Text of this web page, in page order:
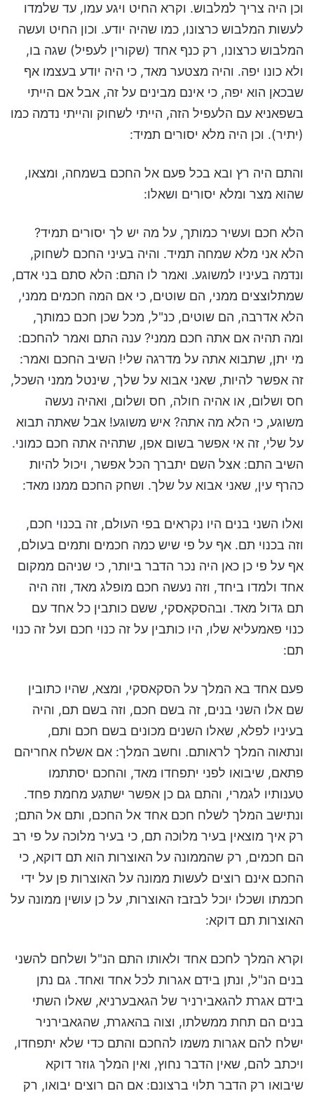
וכן היה צריך למלבוש. וקרא החיט ויגע עמו, עד שלמדו
לעשות המלבוש כרצונו, כמו שהיה יודע. וכון החיט ועשה
המלבוש כרצונו, רק כנף אחד (שקורין לעפיל) שגה בו,
ולא כונו יפה. והיה מצטער מאד, כי היה יודע בעצמו אף
שבכאן הוא יפה, כי אינם מבינים על זה, אבל אם הייתי
בשפאניא עם הלעפיל הזה, הייתי לשחוק והייתי נדמה כמו
(יתיר). וכן היה מלא יסורים תמיד:
והתם היה רץ ובא בכל פעם אל החכם בשמחה, ומצאו,
שהוא מצר ומלא יסורים ושאלו:
הלא חכם ועשיר כמותך, על מה יש לך יסורים תמיד?
הלא אני מלא שמחה תמיד. והיה בעיני החכם לשחוק,
ונדמה בעיניו למשוגע. ואמר לו התם: הלא סתם בני אדם,
שמתלוצצים ממני, הם שוטים, כי אם המה חכמים ממני,
הלא אדרבה, הם שוטים, כנ"ל, מכל שכן חכם כמותך,
ומה תהיה אם אתה חכם ממני? ענה התם ואמר להחכם:
מי יתן, שתבוא אתה על מדרגה שלי! השיב החכם ואמר:
זה אפשר להיות, שאני אבוא על שלך, שינטל ממני השכל,
חס ושלום, או אהיה חולה, חס ושלום, ואהיה נעשה
משוגע, כי הלא מה אתה? איש משוגע! אבל שאתה תבוא
על שלי, זה אי אפשר בשום אפן, שתהיה אתה חכם כמוני.
השיב התם: אצל השם יתברך הכל אפשר, ויכול להיות
כהרף עין, שאני אבוא על שלך. ושחק החכם ממנו מאד:
ואלו השני בנים היו נקראים בפי העולם, זה בכנוי חכם,
וזה בכנוי תם. אף על פי שיש כמה חכמים ותמים בעולם,
אף על פי כן כאן היה נכר הדבר ביותר, כי שניהם ממקום
אחד ולמדו ביחד, וזה נעשה חכם מופלג מאד, וזה היה
תם גדול מאד. ובהסקאסקי, ששם כותבין כל אחד עם
כנוי פאמעליא שלו, היו כותבין על זה כנוי חכם ועל זה כנוי
תם:
פעם אחד בא המלך על הסקאסקי, ומצא, שהיו כתובין
שם אלו השני בנים, זה בשם חכם, וזה בשם תם, והיה
בעיניו לפלא, שאלו השנים מכונים בשם חכם ותם,
ונתאוה המלך לראותם. וחשב המלך: אם אשלח אחריהם
פתאם, שיבואו לפני יתפחדו מאד, והחכם יסתתמו
טענותיו לגמרי, והתם גם כן אפשר ישתגע מחמת פחד.
ונתישב המלך לשלח חכם אחד אל החכם, ותם אל התם;
רק איך מוצאין בעיר מלוכה תם, כי בעיר מלוכה על פי רב
הם חכמים, רק שהממונה על האוצרות הוא תם דוקא, כי
החכם אינם רוצים לעשות ממונה על האוצרות פן על ידי
חכמתו ושכלו יוכל לבזבז האוצרות, על כן עושין ממונה על
האוצרות תם דוקא:
וקרא המלך לחכם אחד ולאותו התם הנ"ל ושלחם להשני
בנים הנ"ל, ונתן בידם אגרות לכל אחד ואחד. גם נתן
בידם אגרת להגאבירניר של הגאבערניא, שאלו השתי
בנים הם תחת ממשלתו, וצוה בהאגרת, שהגאבירניר
ישלח להם אגרות משמו להחכם והתם כדי שלא יתפחדו,
ויכתב להם, שאין הדבר נחוץ, ואין המלך גוזר דוקא
שיבואו רק הדבר תלוי ברצונם: אם הם רוצים יבואו, רק